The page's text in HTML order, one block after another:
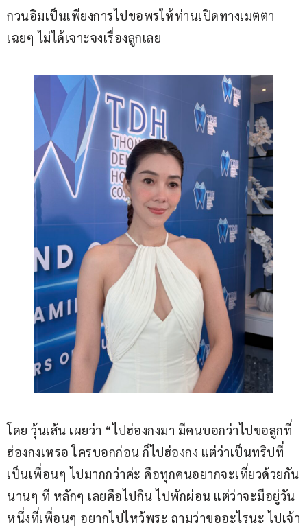
กวนอิมเป็นเพียงการไปขอพรให้ท่านเปิดทางเมตตา
เฉยๆ ไม่ได้เจาะจงเรื่องลูกเลย
โดย วุ้นเส้น เผยว่า “ไปฮ่องกงมา มีคนบอกว่าไปขอลูกที่
ฮ่องกงเหรอ ใครบอกก่อน ก็ไปฮ่องกง แต่ว่าเป็นทริปที่
เป็นเพื่อนๆ ไปมากกว่าค่ะ คือทุกคนอยากจะเที่ยวด้วยกัน
นานๆ ที หลักๆ เลยคือไปกิน ไปพักผ่อน แต่ว่าจะมีอยู่วัน
หนึ่งที่เพื่อนๆ อยากไปไหว้พระ ถามว่าขออะไรนะ ไปเจ้า